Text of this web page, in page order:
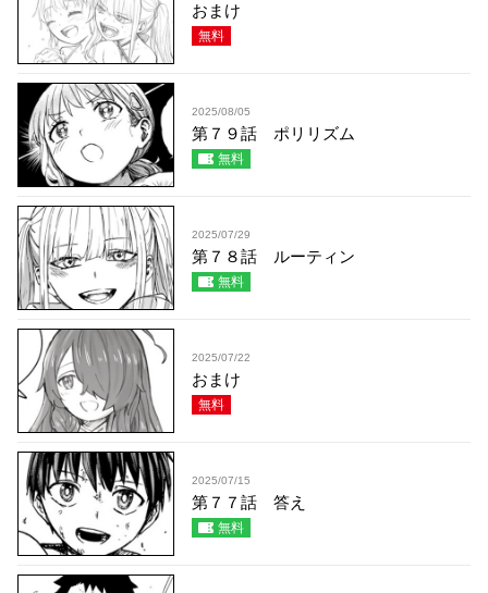
おまけ
無料
2025/08/05
第７９話 ポリリズム
無料
2025/07/29
第７８話 ルーティン
無料
2025/07/22
おまけ
無料
2025/07/15
第７７話 答え
無料